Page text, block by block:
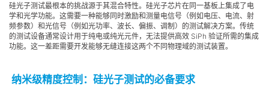
硅光子测试最根本的挑战源于其混合特性。硅光子芯片在同一基板上集成了电
学和光学功能。这需要一种能够同时激励和测量电信号（例如电压、电流、射
频参数）和光信号（例如光功率、波长、偏振、调制）的测试解决方案。传统
的测试设备通常设计用于纯电或纯光元件，无法提供高效 SiPh 验证所需的集成
功能。这一差距需要开发能够无缝连接这两个不同物理域的测试装置。
纳米级精度控制：硅光子测试的必备要求